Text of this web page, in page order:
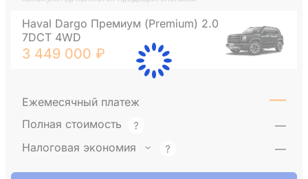
Haval Dargo Премиум (Premium) 2.0
7DCT 4WD
3 449 000 ₽
Ежемесячный платеж —
Полная стоимость
—
Налоговая экономия
—